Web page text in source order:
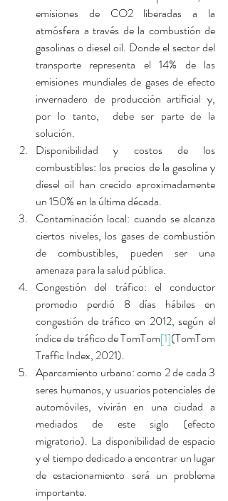
emisiones de CO2 liberadas a la
atmósfera a través de la combustión de
gasolinas o diesel oil. Donde el sector del
transporte representa el 14% de las
emisiones mundiales de gases de efecto
invernadero de producción artificial y,
por lo tanto,  debe ser parte de la
solución.
Disponibilidad y costos de los
combustibles: los precios de la gasolina y
diesel oil han crecido aproximadamente
un 150% en la última década.
Contaminación local: cuando se alcanza
ciertos niveles, los gases de combustión
de combustibles, pueden ser una
amenaza para la salud pública.
Congestión del tráfico: el conductor
promedio perdió 8 días hábiles en
congestión de tráfico en 2012, según el
índice de tráfico de TomTom[1](TomTom
Traffic Index, 2021).
Aparcamiento urbano: como 2 de cada 3
seres humanos, y usuarios potenciales de
automóviles, vivirán en una ciudad a
mediados de este siglo (efecto
migratorio). La disponibilidad de espacio
y el tiempo dedicado a encontrar un lugar
de estacionamiento será un problema
importante.